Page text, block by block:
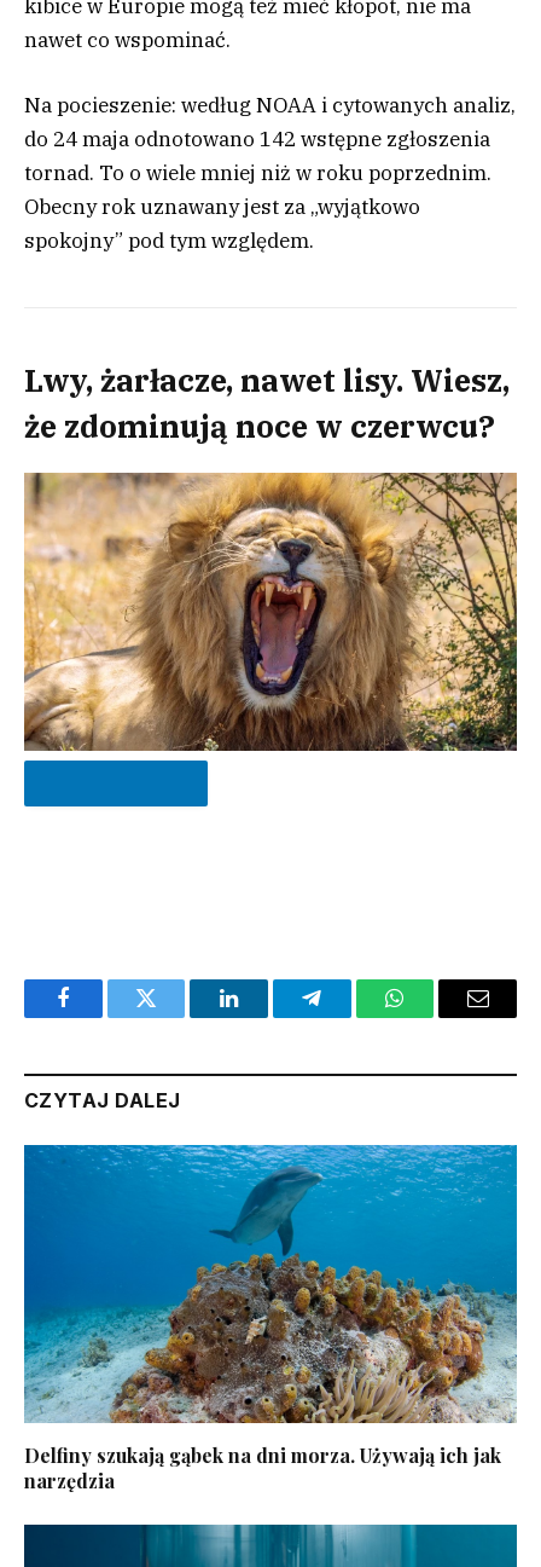
kibice w Europie mogą też mieć kłopot, nie ma
nawet co wspominać.
Na pocieszenie: według NOAA i cytowanych analiz,
do 24 maja odnotowano 142 wstępne zgłoszenia
tornad. To o wiele mniej niż w roku poprzednim.
Obecny rok uznawany jest za „wyjątkowo
spokojny” pod tym względem.
Lwy, żarłacze, nawet lisy. Wiesz,
że zdominują noce w czerwcu?
FacebookTwitter LinkedInTelegramWhatsAppEmail
CZYTAJ DALEJ
Delfiny szukają gąbek na dni morza. Używają ich jak
narzędzia